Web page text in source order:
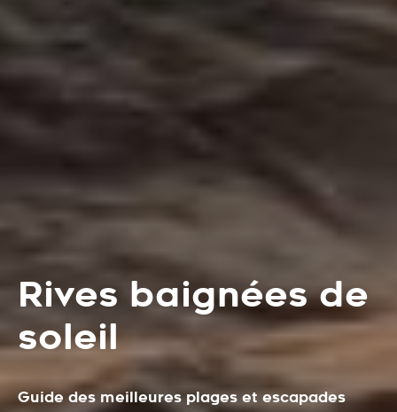
Rives baignées de
soleil
Guide des meilleures plages et escapades